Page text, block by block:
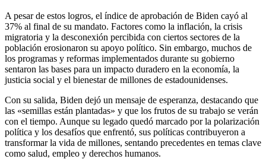
A pesar de estos logros, el índice de aprobación de Biden cayó al
37% al final de su mandato. Factores como la inflación, la crisis
migratoria y la desconexión percibida con ciertos sectores de la
población erosionaron su apoyo político. Sin embargo, muchos de
los programas y reformas implementados durante su gobierno
sentaron las bases para un impacto duradero en la economía, la
justicia social y el bienestar de millones de estadounidenses.
Con su salida, Biden dejó un mensaje de esperanza, destacando que
las «semillas están plantadas» y que los frutos de su trabajo se verán
con el tiempo. Aunque su legado quedó marcado por la polarización
política y los desafíos que enfrentó, sus políticas contribuyeron a
transformar la vida de millones, sentando precedentes en temas clave
como salud, empleo y derechos humanos.